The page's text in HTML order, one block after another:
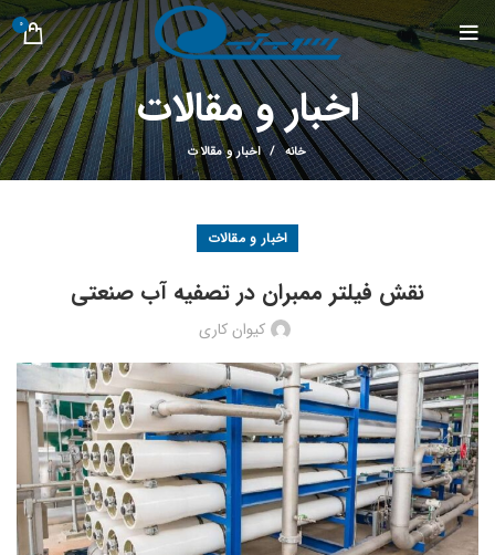
0
اخبار و مقالات
خانه اخبار و مقالات
اخبار و مقالات
نقش فیلتر ممبران در تصفیه آب صنعتی
کیوان کاری